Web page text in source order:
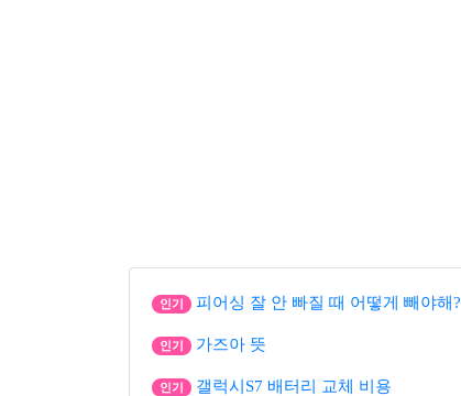
인기 피어싱 잘 안 빠질 때 어떻게 빼야해?
인기 가즈아 뜻
인기 갤럭시S7 배터리 교체 비용